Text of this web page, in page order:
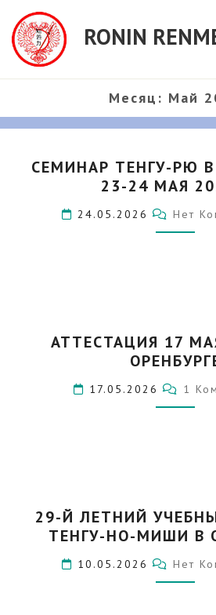
RONIN
Месяц: Май
РЮ
23-
СЕМИНАР ТЕНГУ-РЮ В
23-24 МАЯ
24.05.2026 Нет
17
МАЯ
В
АТТЕСТАЦИЯ 17
17.05.2026 1
Й
ТЕНГУ-
29-Й ЛЕТНИЙ
ТЕНГУ-НО-МИШИ В
10.05.2026 Нет